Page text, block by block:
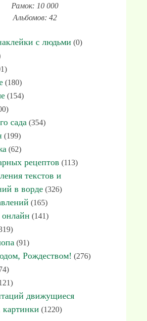
Рамок: 10 000
Альбомов: 42
с людьми (0)
(180)
(154)
сада (354)
(199)
(62)
рецептов (113)
текстов и
в ворде (326)
(165)
онлайн (141)
(91)
Рождеством! (276)
движущиеся
картинки (1220)